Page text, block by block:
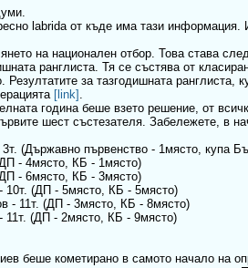
labrida от къде има тази
на национален отбор. Това става
ранглиста. Тя се състява от
Резултатите за тазгодишната
[link] .
година беше взето решение, от
шест състезателя. Забележете, в
(Държавно първенство - 1място, купа
- 4място, КБ - 1място)
- 6място, КБ - 3място)
(ДП - 5място, КБ - 5място)
- 11т. (ДП - 3място, КБ - 8място)
11т. (ДП - 2място, КБ - 9място)
беше кометирано в самото начало на